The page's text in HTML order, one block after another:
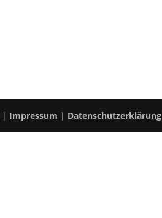
| Impressum | Datenschutzerklärung